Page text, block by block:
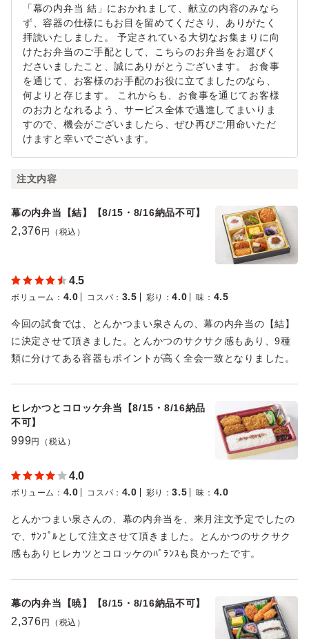
「幕の内弁当 結」におかれまして、献立の内容のみなら
ず、容器の仕様にもお目を留めてくださり、ありがたく
拝読いたしました。 予定されている大切なお集まりに向
けたお弁当のご手配として、こちらのお弁当をお選びく
ださいましたこと、誠にありがとうございます。 お食事
を通じて、お客様のお手配のお役に立てましたのなら、
何よりと存じます。 これからも、お食事を通じてお客様
のお力となれるよう、サービス全体で邁進してまいりま
すので、機会がございましたら、ぜひ再びご用命いただ
けますと幸いでございます。
注文内容
幕の内弁当【結】【8/15・8/16納品不可】
2,376 円（税込）
4.5
ボリューム ： 4.0 コスパ ： 3.5 彩り ：4.0 味 ： 4.5
今回の試食では、とんかつまい泉さんの、幕の内弁当の【結】
に決定させて頂きました。とんかつのサクサク感もあり、9種
類に分けてある容器もポイントが高く全会一致となりました。
ヒレかつとコロッケ弁当【8/15・8/16納品
不可】
999円（税込）
4.0
ボリューム ： 4.0 コスパ ： 4.0 彩り ：3.5 味 ： 4.0
とんかつまい泉さんの、幕の内弁当を、来月注文予定でしたの
で、ｻﾝﾌﾟﾙとして注文させて頂きました。とんかつのサクサク
感もありヒレカツとコロッケのﾊﾞﾗﾝｽも良かったです。
幕の内弁当【暁】【8/15・8/16納品不可】
2,376 円（税込）